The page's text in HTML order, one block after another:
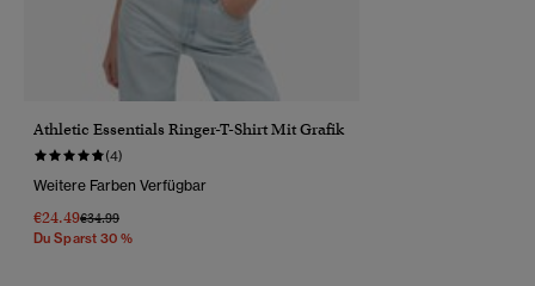
Athletic Essentials Ringer-T-Shirt Mit Grafik
(4)
Weitere Farben Verfügbar
€24.49Preis Wurde Reduziert Von
€34.99Bis
Du Sparst 30 %